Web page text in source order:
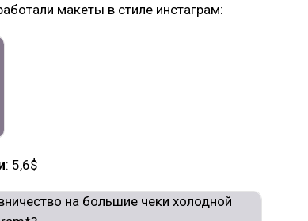
макеты в стиле инстаграм:
: 5,6$